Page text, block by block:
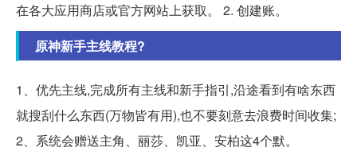
在各大应用商店或官方网站上获取。 2. 创建账。
原神新手主线教程?
1、优先主线,完成所有主线和新手指引,沿途看到有啥东西
就搜刮什么东西(万物皆有用),也不要刻意去浪费时间收集;
2、系统会赠送主角、丽莎、凯亚、安柏这4个默。